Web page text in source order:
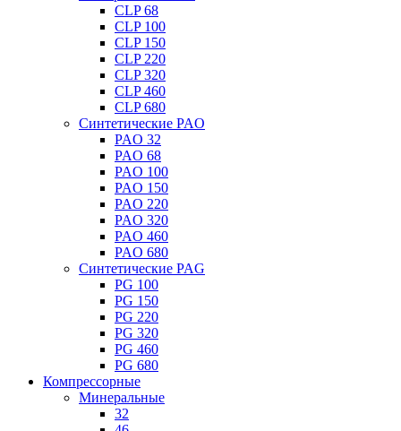
CLP 68
CLP 100
CLP 150
CLP 220
CLP 320
CLP 460
CLP 680
Синтетические PAO
PAO 32
PAO 68
PAO 100
PAO 150
PAO 220
PAO 320
PAO 460
PAO 680
Синтетические PAG
PG 100
PG 150
PG 220
PG 320
PG 460
PG 680
Компрессорные
Минеральные
32